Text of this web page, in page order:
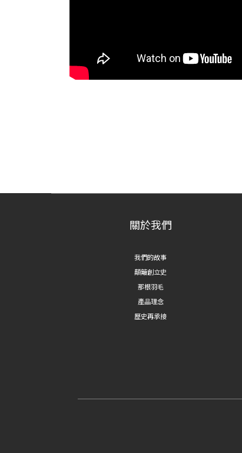
關於我們
我們的故事
顛簸創立史
那根羽毛
產品理念
歷史再承接